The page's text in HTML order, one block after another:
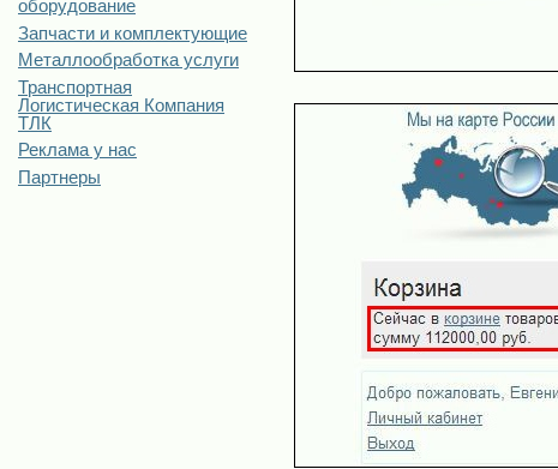
оборудование
Запчасти и комплектующие
Металлообработка услуги
Транспортная
Логистическая Компания
ТЛК
Реклама у нас
Партнеры